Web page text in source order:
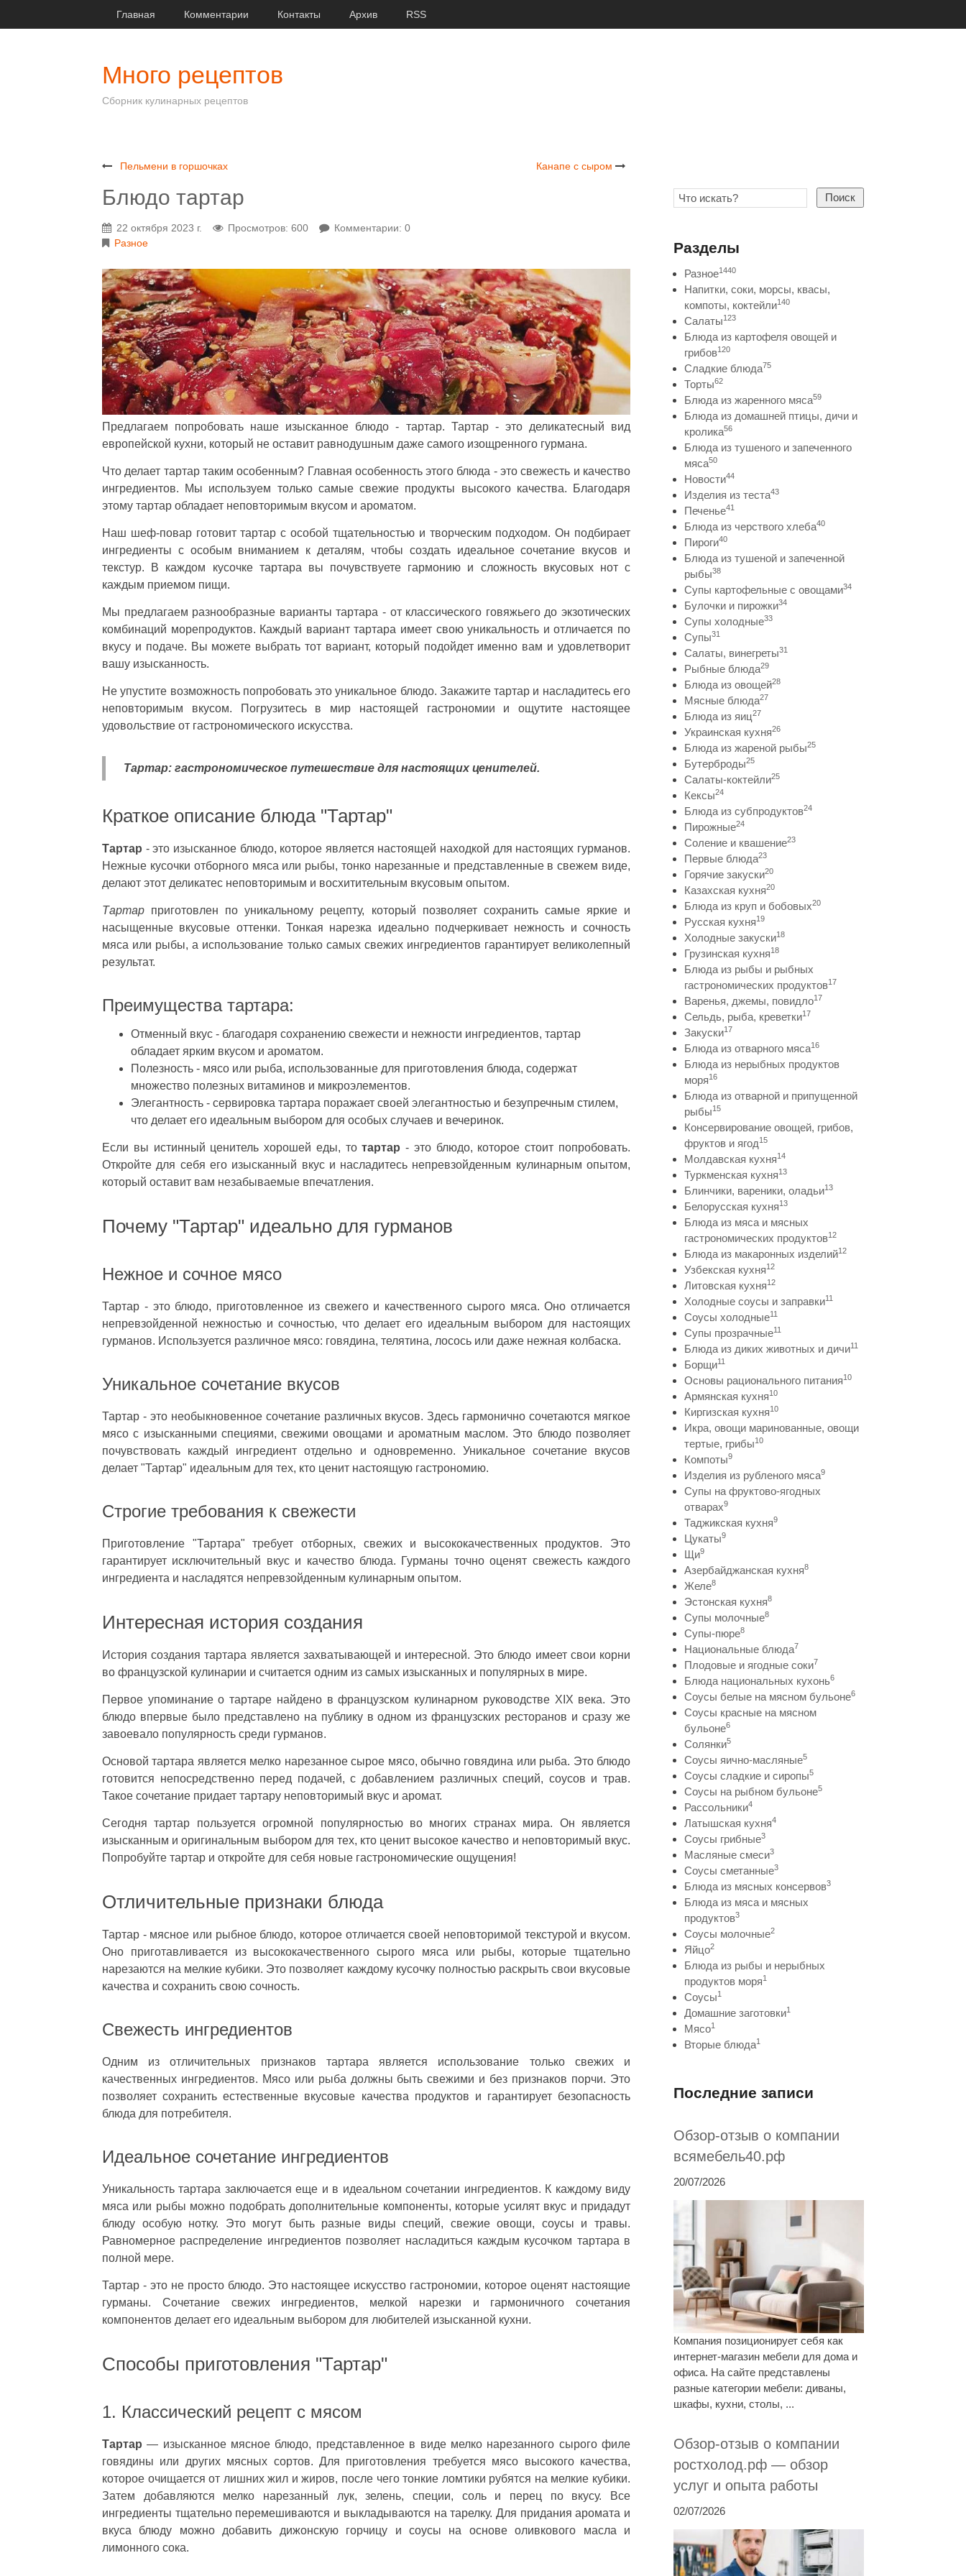
Главная Комментарии Контакты Архив RSS
Много рецептов
Сборник кулинарных рецептов
Пельмени в горшочках Канапе с сыром
Блюдо тартар
22 октября 2023 г. Просмотров: 600
Комментарии: 0
Разное
Предлагаем попробовать наше изысканное блюдо - тартар. Тартар - это деликатесный вид
европейской кухни, который не оставит равнодушным даже самого изощренного гурмана.
Что делает тартар таким особенным? Главная особенность этого блюда - это свежесть и качество
ингредиентов. Мы используем только самые свежие продукты высокого качества. Благодаря
этому тартар обладает неповторимым вкусом и ароматом.
Наш шеф-повар готовит тартар с особой тщательностью и творческим подходом. Он подбирает
ингредиенты с особым вниманием к деталям, чтобы создать идеальное сочетание вкусов и
текстур. В каждом кусочке тартара вы почувствуете гармонию и сложность вкусовых нот с
каждым приемом пищи.
Мы предлагаем разнообразные варианты тартара - от классического говяжьего до экзотических
комбинаций морепродуктов. Каждый вариант тартара имеет свою уникальность и отличается по
вкусу и подаче. Вы можете выбрать тот вариант, который подойдет именно вам и удовлетворит
вашу изысканность.
Не упустите возможность попробовать это уникальное блюдо. Закажите тартар и насладитесь его
неповторимым вкусом. Погрузитесь в мир настоящей гастрономии и ощутите настоящее
удовольствие от гастрономического искусства.
Тартар: гастрономическое путешествие для настоящих ценителей.
Краткое описание блюда "Тартар"
Тартар - это изысканное блюдо, которое является настоящей находкой для настоящих гурманов.
Нежные кусочки отборного мяса или рыбы, тонко нарезанные и представленные в свежем виде,
делают этот деликатес неповторимым и восхитительным вкусовым опытом.
Тартар приготовлен по уникальному рецепту, который позволяет сохранить самые яркие и
насыщенные вкусовые оттенки. Тонкая нарезка идеально подчеркивает нежность и сочность
мяса или рыбы, а использование только самых свежих ингредиентов гарантирует великолепный
результат.
Преимущества тартара:
Отменный вкус - благодаря сохранению свежести и нежности ингредиентов, тартар
обладает ярким вкусом и ароматом.
Полезность - мясо или рыба, использованные для приготовления блюда, содержат
множество полезных витаминов и микроэлементов.
Элегантность - сервировка тартара поражает своей элегантностью и безупречным стилем,
что делает его идеальным выбором для особых случаев и вечеринок.
Если вы истинный ценитель хорошей еды, тотартар - это блюдо, которое стоит попробовать.
Откройте для себя его изысканный вкус и насладитесь непревзойденным кулинарным опытом,
который оставит вам незабываемые впечатления.
Почему "Тартар" идеально для гурманов
Нежное и сочное мясо
Тартар - это блюдо, приготовленное из свежего и качественного сырого мяса. Оно отличается
непревзойденной нежностью и сочностью, что делает его идеальным выбором для настоящих
гурманов. Используется различное мясо: говядина, телятина, лосось или даже нежная колбаска.
Уникальное сочетание вкусов
Тартар - это необыкновенное сочетание различных вкусов. Здесь гармонично сочетаются мягкое
мясо с изысканными специями, свежими овощами и ароматным маслом. Это блюдо позволяет
почувствовать каждый ингредиент отдельно и одновременно. Уникальное сочетание вкусов
делает "Тартар" идеальным для тех, кто ценит настоящую гастрономию.
Строгие требования к свежести
Приготовление "Тартара" требует отборных, свежих и высококачественных продуктов. Это
гарантирует исключительный вкус и качество блюда. Гурманы точно оценят свежесть каждого
ингредиента и насладятся непревзойденным кулинарным опытом.
Интересная история создания
История создания тартара является захватывающей и интересной. Это блюдо имеет свои корни
во французской кулинарии и считается одним из самых изысканных и популярных в мире.
Первое упоминание о тартаре найдено в французском кулинарном руководстве XIX века. Это
блюдо впервые было представлено на публику в одном из французских ресторанов и сразу же
завоевало популярность среди гурманов.
Основой тартара является мелко нарезанное сырое мясо, обычно говядина или рыба. Это блюдо
готовится непосредственно перед подачей, с добавлением различных специй, соусов и трав.
Такое сочетание придает тартару неповторимый вкус и аромат.
Сегодня тартар пользуется огромной популярностью во многих странах мира. Он является
изысканным и оригинальным выбором для тех, кто ценит высокое качество и неповторимый вкус.
Попробуйте тартар и откройте для себя новые гастрономические ощущения!
Отличительные признаки блюда
Тартар - мясное или рыбное блюдо, которое отличается своей неповторимой текстурой и вкусом.
Оно приготавливается из высококачественного сырого мяса или рыбы, которые тщательно
нарезаются на мелкие кубики. Это позволяет каждому кусочку полностью раскрыть свои вкусовые
качества и сохранить свою сочность.
Свежесть ингредиентов
Одним из отличительных признаков тартара является использование только свежих и
качественных ингредиентов. Мясо или рыба должны быть свежими и без признаков порчи. Это
позволяет сохранить естественные вкусовые качества продуктов и гарантирует безопасность
блюда для потребителя.
Идеальное сочетание ингредиентов
Уникальность тартара заключается еще и в идеальном сочетании ингредиентов. К каждому виду
мяса или рыбы можно подобрать дополнительные компоненты, которые усилят вкус и придадут
блюду особую нотку. Это могут быть разные виды специй, свежие овощи, соусы и травы.
Равномерное распределение ингредиентов позволяет насладиться каждым кусочком тартара в
полной мере.
Тартар - это не просто блюдо. Это настоящее искусство гастрономии, которое оценят настоящие
гурманы. Сочетание свежих ингредиентов, мелкой нарезки и гармоничного сочетания
компонентов делает его идеальным выбором для любителей изысканной кухни.
Способы приготовления "Тартар"
1. Классический рецепт с мясом
Тартар — изысканное мясное блюдо, представленное в виде мелко нарезанного сырого филе
говядины или других мясных сортов. Для приготовления требуется мясо высокого качества,
которое очищается от лишних жил и жиров, после чего тонкие ломтики рубятся на мелкие кубики.
Затем добавляются мелко нарезанный лук, зелень, специи, соль и перец по вкусу. Все
ингредиенты тщательно перемешиваются и выкладываются на тарелку. Для придания аромата и
вкуса блюду можно добавить дижонскую горчицу и соусы на основе оливкового масла и
лимонного сока.
Поиск
Разделы
Разное1440
Напитки, соки, морсы, квасы,
компоты, коктейли140
Салаты123
Блюда из картофеля овощей и
грибов120
Сладкие блюда75
Торты62
Блюда из жаренного мяса59
Блюда из домашней птицы, дичи и
кролика56
Блюда из тушеного и запеченного
мяса50
Новости44
Изделия из теста43
Печенье41
Блюда из черствого хлеба40
Пироги40
Блюда из тушеной и запеченной
рыбы38
Супы картофельные с овощами34
Булочки и пирожки34
Супы холодные33
Супы31
Салаты, винегреты31
Рыбные блюда29
Блюда из овощей28
Мясные блюда27
Блюда из яиц27
Украинская кухня26
Блюда из жареной рыбы25
Бутерброды25
Салаты-коктейли25
Кексы24
Блюда из субпродуктов24
Пирожные24
Соление и квашение23
Первые блюда23
Горячие закуски20
Казахская кухня20
Блюда из круп и бобовых20
Русская кухня19
Холодные закуски18
Грузинская кухня18
Блюда из рыбы и рыбных
гастрономических продуктов17
Варенья, джемы, повидло17
Сельдь, рыба, креветки17
Закуски17
Блюда из отварного мяса16
Блюда из нерыбных продуктов
моря16
Блюда из отварной и припущенной
рыбы15
Консервирование овощей, грибов,
фруктов и ягод15
Молдавская кухня14
Туркменская кухня13
Блинчики, вареники, оладьи13
Белорусская кухня13
Блюда из мяса и мясных
гастрономических продуктов12
Блюда из макаронных изделий12
Узбекская кухня12
Литовская кухня12
Холодные соусы и заправки11
Соусы холодные11
Супы прозрачные11
Блюда из диких животных и дичи11
Борщи11
Основы рационального питания10
Армянская кухня10
Киргизская кухня10
Икра, овощи маринованные, овощи
тертые, грибы10
Компоты9
Изделия из рубленого мяса9
Супы на фруктово-ягодных
отварах9
Таджикская кухня9
Цукаты9
Щи9
Азербайджанская кухня8
Желе8
Эстонская кухня8
Супы молочные8
Супы-пюре8
Национальные блюда7
Плодовые и ягодные соки7
Блюда национальных кухонь6
Соусы белые на мясном бульоне6
Соусы красные на мясном
бульоне6
Солянки5
Соусы яично-масляные5
Соусы сладкие и сиропы5
Соусы на рыбном бульоне5
Рассольники4
Латышская кухня4
Соусы грибные3
Масляные смеси3
Соусы сметанные3
Блюда из мясных консервов3
Блюда из мяса и мясных
продуктов3
Соусы молочные2
Яйцо2
Блюда из рыбы и нерыбных
продуктов моря1
Соусы1
Домашние заготовки1
Мясо1
Вторые блюда1
Последние записи
Обзор-отзыв о компании
всямебель40.рф
20/07/2026
Компания позиционирует себя как
интернет-магазин мебели для дома и
офиса. На сайте представлены
разные категории мебели: диваны,
шкафы, кухни, столы, ...
Обзор-отзыв о компании
ростхолод.рф — обзор
услуг и опыта работы
02/07/2026